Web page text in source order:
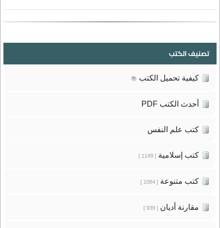
تصنيف الكتب
كيفية تحميل الكتب 📚
أحدث الكتب PDF
كتب علم النفس
كتب إسلامية[ 1149 ]
كتب متنوعة[ 1084 ]
مقارنة أديان[ 939 ]